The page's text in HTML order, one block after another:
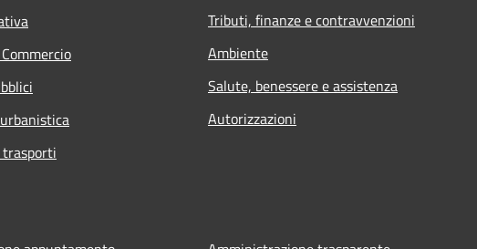
Tributi, finanze e contravvenzioni
Ambiente
Salute, benessere e assistenza
Autorizzazioni